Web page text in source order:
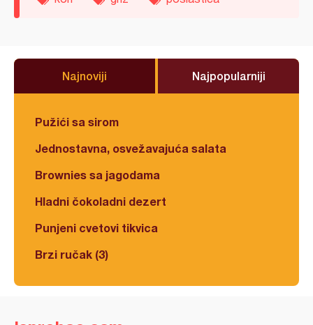
Najnoviji Najpopularniji
Pužići sa sirom
Jednostavna, osvežavajuća salata
Brownies sa jagodama
Hladni čokoladni dezert
Punjeni cvetovi tikvica
Brzi ručak (3)